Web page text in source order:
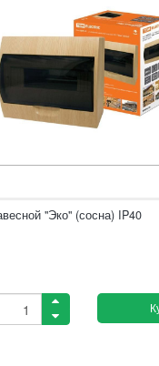
"Эко" (сосна) IP40